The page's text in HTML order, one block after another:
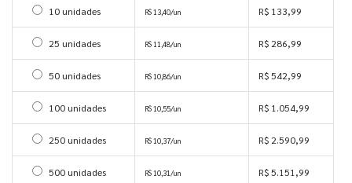
Selecionar 10 unidades
10 unidades R$ 13,40/un R$ 133,99
Selecionar 25 unidades
25 unidades R$ 11,48/un R$ 286,99
Selecionar 50 unidades
50 unidades R$ 10,86/un R$ 542,99
Selecionar 100 unidades
100 unidades R$ 10,55/un R$ 1.054,99
Selecionar 250 unidades
250 unidades R$ 10,37/un R$ 2.590,99
Selecionar 500 unidades
500 unidades R$ 10,31/un R$ 5.151,99